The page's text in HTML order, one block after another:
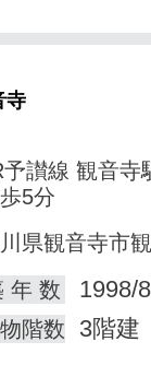
寺
予讃線 観音寺
5分
県観音寺市
年 数
1998/
階数 3階建